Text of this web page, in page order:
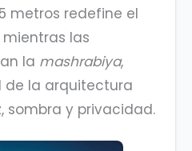
metros redefine el
las
la mashrabiya,
de la arquitectura
sombra y privacidad.